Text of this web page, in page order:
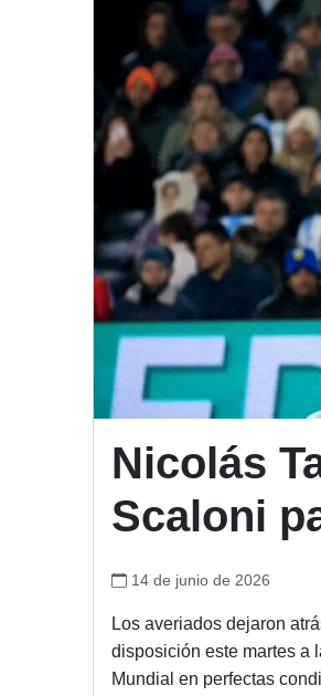
Nicolás
Scaloni
14 de junio de 2026
Los averiados dejaron
disposición este martes a
Mundial en perfectas